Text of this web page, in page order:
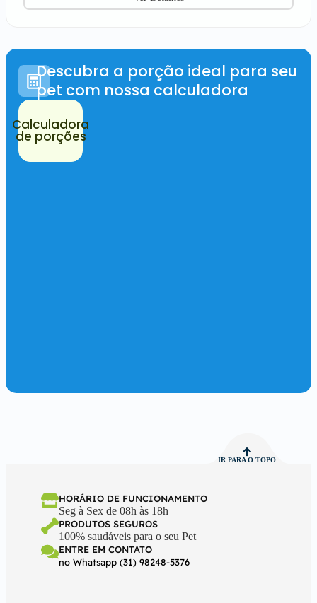
Descubra a porção ideal para seu
pet com nossa calculadora
Calculadora
de porções
IR PARA O TOPO
HORÁRIO DE FUNCIONAMENTO
Seg à Sex de 08h às 18h
PRODUTOS SEGUROS
100% saudáveis para o seu Pet
ENTRE EM CONTATO
no Whatsapp (31) 98248-5376